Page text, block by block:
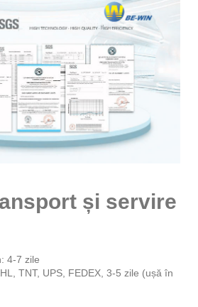
și servire
4-7 zile
TNT, UPS, FEDEX, 3-5 zile (ușă în